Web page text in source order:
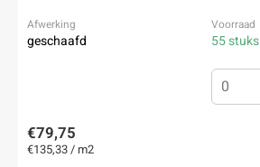
geschaafd 55 stuks
€79,75
€135,33 / m2